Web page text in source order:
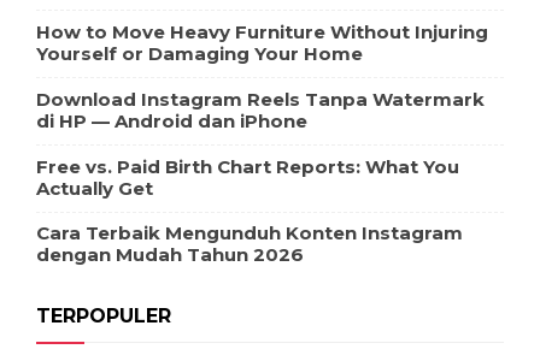
How to Move Heavy Furniture Without Injuring
Yourself or Damaging Your Home
Download Instagram Reels Tanpa Watermark
di HP — Android dan iPhone
Free vs. Paid Birth Chart Reports: What You
Actually Get
Cara Terbaik Mengunduh Konten Instagram
dengan Mudah Tahun 2026
TERPOPULER